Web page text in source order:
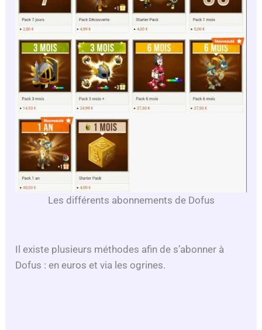
Les différents abonnements de Dofus
Il existe plusieurs méthodes afin de s’abonner à
Dofus : en euros et via les ogrines.